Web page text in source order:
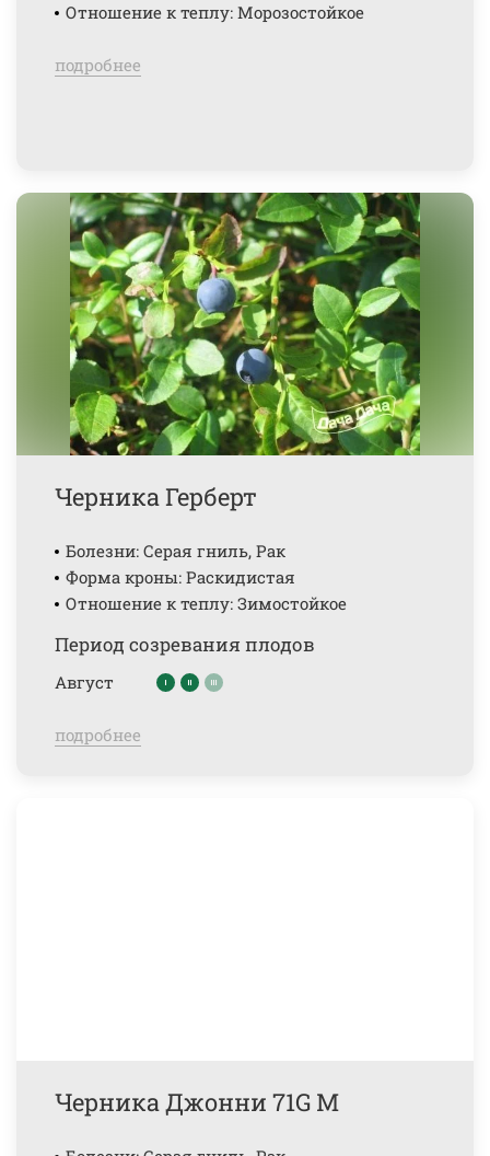
Отношение к теплу: Морозостойкое
подробнее
Черника Герберт
Болезни: Серая гниль, Рак
Форма кроны: Раскидистая
Отношение к теплу: Зимостойкое
Период созревания плодов
Август
подробнее
Черника Джонни 71G М